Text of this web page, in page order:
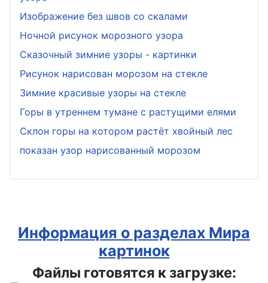
Изображение без швов со скалами
Ночной рисунок морозного узора
Сказочный зимние узоры - картинки
Рисунок нарисован морозом на стекле
Зимние красивые узоры на стекле
Горы в утреннем тумане с растущими елями
Склон горы на котором растёт хвойный лес
показан узор нарисованный морозом
Информация о разделах Мира
картинок
Файлы готовятся к загрузке: